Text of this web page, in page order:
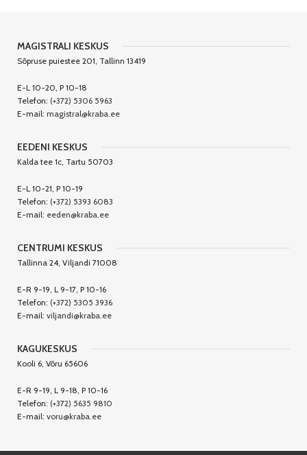
MAGISTRALI KESKUS
Sõpruse puiestee 201, Tallinn 13419
E-L 10-20, P 10-18
Telefon: (+372) 5306 5963
E-mail: magistral@kraba.ee
EEDENI KESKUS
Kalda tee 1c, Tartu 50703
E-L 10-21, P 10-19
Telefon: (+372) 5393 6083
E-mail: eeden@kraba.ee
CENTRUMI KESKUS
Tallinna 24, Viljandi 71008
E-R 9-19, L 9-17, P 10-16
Telefon: (+372) 5305 3936
E-mail: viljandi@kraba.ee
KAGUKESKUS
Kooli 6, Võru 65606
E-R 9-19, L 9-18, P 10-16
Telefon: (+372) 5635 9810
E-mail: voru@kraba.ee